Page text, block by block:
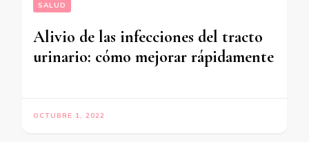
SALUD
Alivio de las infecciones del tracto
urinario: cómo mejorar rápidamente
OCTUBRE 1, 2022